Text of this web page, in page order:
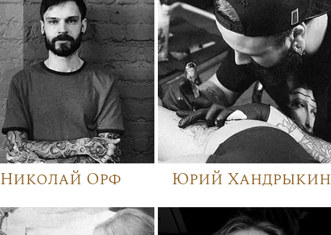
Николай Орф Юрий Хандрыкин